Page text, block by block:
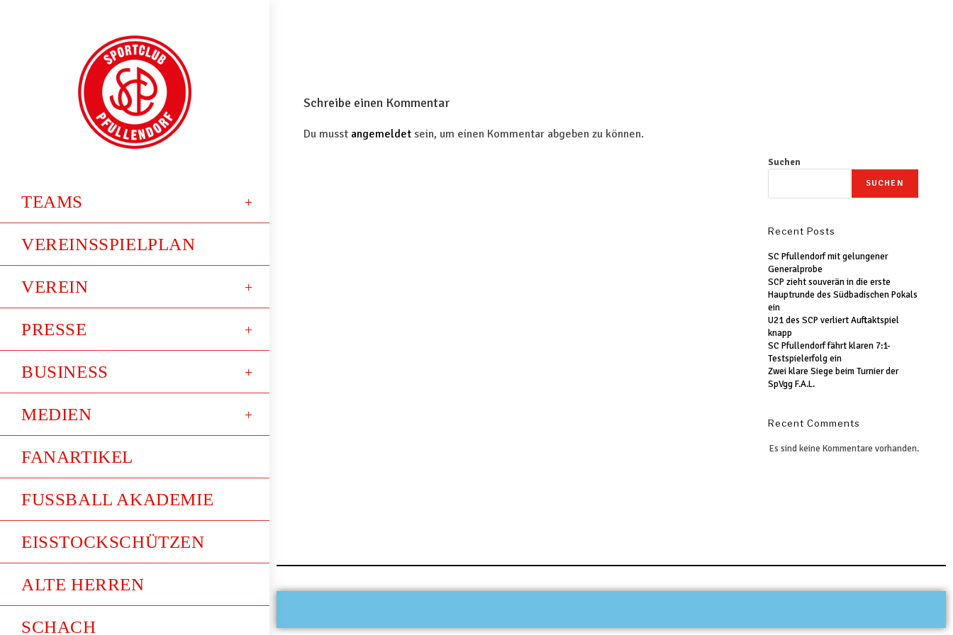
TEAMS
VEREINSSPIELPLAN
VEREIN
PRESSE
BUSINESS
MEDIEN
FANARTIKEL
FUSSBALL AKADEMIE
EISSTOCKSCHÜTZEN
ALTE HERREN
SCHACH
Schreibe einen Kommentar
Du musst angemeldet sein, um einen Kommentar abgeben zu können.
Suchen
SUCHEN
Recent Posts
SC Pfullendorf mit gelungener
Generalprobe
SCP zieht souverän in die erste
Hauptrunde des Südbadischen Pokals
ein
U21 des SCP verliert Auftaktspiel
knapp
SC Pfullendorf fährt klaren 7:1-
Testspielerfolg ein
Zwei klare Siege beim Turnier der
SpVgg F.A.L.
Recent Comments
Es sind keine Kommentare vorhanden.